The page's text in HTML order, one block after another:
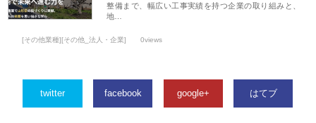
整備まで、幅広い工事実績を持つ企業の取り組みと、
地…
[その他業種][その他_法人・企業] 0views
twitter facebook google+ はてブ